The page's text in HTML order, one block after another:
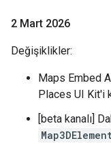
2 Mart 2026
Değişiklikler:
Maps Embed
Places UI Kit'i
[beta kanalı]